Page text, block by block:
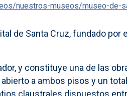
nuestros-museos/museo-de-
de Santa Cruz, fundado por
y constituye una de las
a ambos pisos y un
claustrales dispuestos